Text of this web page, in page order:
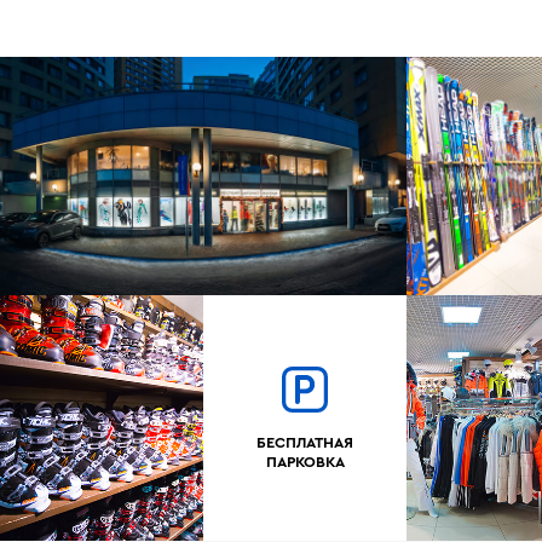
БЕСПЛАТНАЯ
ПАРКОВКА